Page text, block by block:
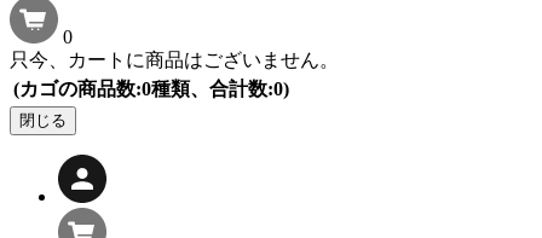
0
只今、カートに商品はございません。
(カゴの商品数:0種類、合計数:0)
閉じる